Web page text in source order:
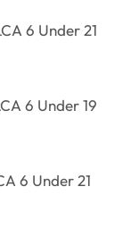
6 Under 21
6 Under 19
6 Under 21